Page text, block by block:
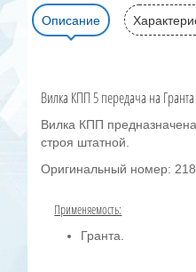
Описание
Вилка КПП 5 передача на
Вилка КПП
строя штатной.
Оригинальный номер:
Применяемость:
Гранта.